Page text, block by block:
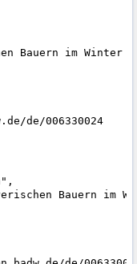
Bauern im Winter
de/006330024
Bauern im